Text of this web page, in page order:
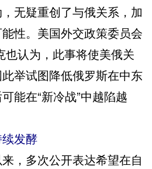
无疑重创了与俄关系，加
性。美国外交政策委员会
也认为，此事将使美俄关
举试图降低俄罗斯在中东
能在“新冷战”中越陷越
发酵
多次公开表达希望在自